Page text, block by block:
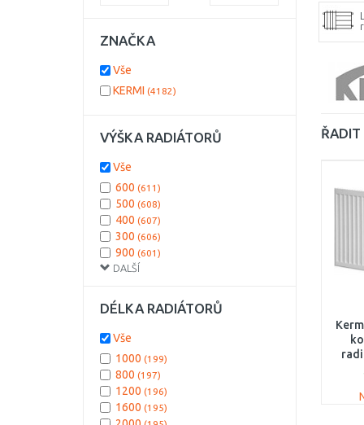
ŘADIT
ZNAČKA
Vše
KERMI (4182)
VÝŠKA RADIÁTORŮ
DALŠÍ
Vše
600 (611)
500 (608)
400 (607)
300 (606)
900 (601)
905
305 (158)
505
405
200 (61)
554 (53)
954 (53)
959 (53)
DÉLKA RADIÁTORŮ
Vše
1000 (199)
800 (197)
1200 (196)
1600 (195)